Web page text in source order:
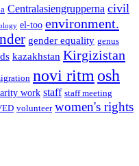
Centralasiengrupperna civil
el-too environment.
gender equality genus
kazakhstan Kirgizistan
novi ritm osh
work staff staff meeting
volunteer women's rights